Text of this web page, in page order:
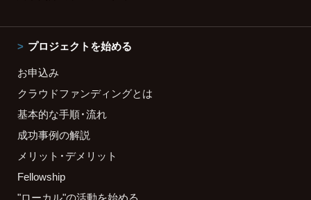
プロジェクトを始める
お申込み
クラウドファンディングとは
基本的な手順・流れ
成功事例の解説
メリット・デメリット
Fellowship
"ローカル"の活動を始める